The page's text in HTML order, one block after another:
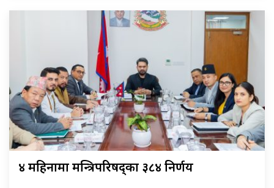
४ महिनामा मन्त्रिपरिषद्का ३८४ निर्णय